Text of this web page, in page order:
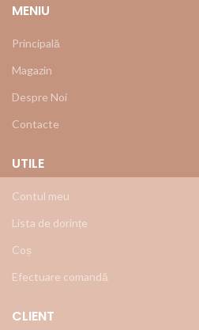
MENIU
Principală
Magazin
Despre Noi
Contacte
UTILE
Contul meu
Lista de dorințe
Coș
Efectuare comandă
CLIENT